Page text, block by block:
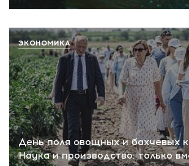
День поля овощных и бахчевых
Наука и производство: только
ЭКОНОМИКА